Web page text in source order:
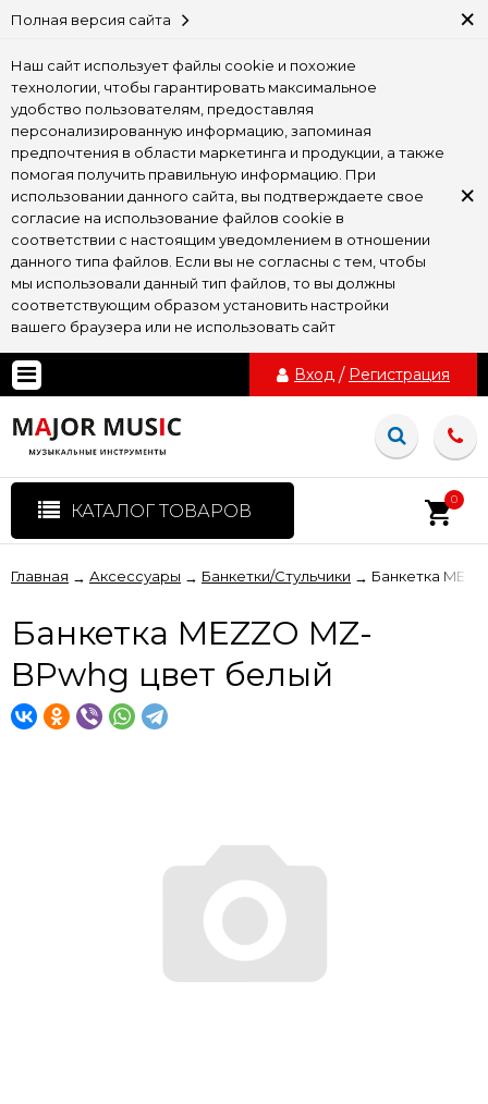
Полная версия сайта ×
Наш сайт использует файлы cookie и похожие
технологии, чтобы гарантировать максимальное
удобство пользователям, предоставляя
персонализированную информацию, запоминая
предпочтения в области маркетинга и продукции, а также
помогая получить правильную информацию. При
использовании данного сайта, вы подтверждаете свое
согласие на использование файлов cookie в
соответствии с настоящим уведомлением в отношении
данного типа файлов. Если вы не согласны с тем, чтобы
мы использовали данный тип файлов, то вы должны
соответствующим образом установить настройки
вашего браузера или не использовать сайт
×
Вход / Регистрация
КАТАЛОГ ТОВАРОВ
0
Главная → Аксессуары → Банкетки/Стульчики → Банкетка
Банкетка MEZZO MZ-
BPwhg цвет белый